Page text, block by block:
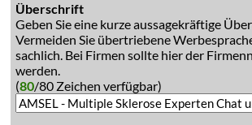
Überschrift
Geben Sie eine kurze aussagekräftige
Vermeiden Sie übertriebene
sachlich. Bei Firmen sollte hier der
werden.
(80/80 Zeichen verfügbar)